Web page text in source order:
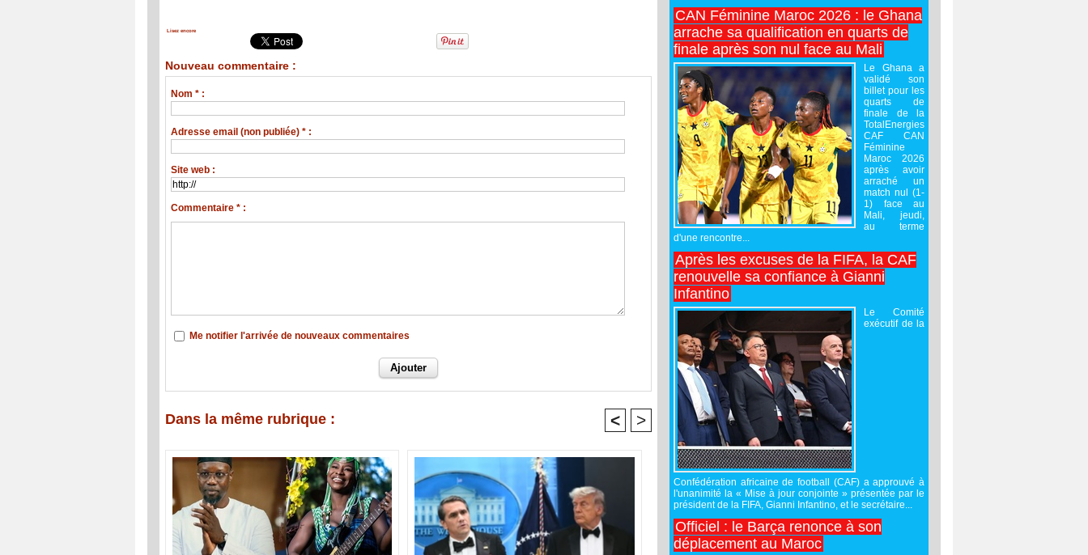
Lisez encore
Nouveau commentaire :
Nom * :
Adresse email (non publiée) * :
Site web :
Commentaire * :
Me notifier l'arrivée de nouveaux commentaires
Dans la même rubrique : < >
CAN Féminine Maroc 2026 : le Ghana
arrache sa qualification en quarts de
finale après son nul face au Mali
Le Ghana a
validé son
billet pour les
quarts de
finale de la
TotalEnergies
CAF CAN
Féminine
Maroc 2026
après avoir
arraché un
match nul (1-
1) face au
Mali, jeudi,
au terme
d'une rencontre...
Après les excuses de la FIFA, la CAF
renouvelle sa confiance à Gianni
Infantino
Le Comité
exécutif de la
Confédération africaine de football (CAF) a approuvé à
l'unanimité la « Mise à jour conjointe » présentée par le
président de la FIFA, Gianni Infantino, et le secrétaire...
Officiel : le Barça renonce à son
déplacement au Maroc